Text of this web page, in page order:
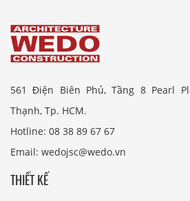
561 Điện Biên Phủ, Tầng 8 Pearl
Thạnh, Tp. HCM.
Hotline: 08 38 89 67 67
Email: wedojsc@wedo.vn
THIẾT KẾ